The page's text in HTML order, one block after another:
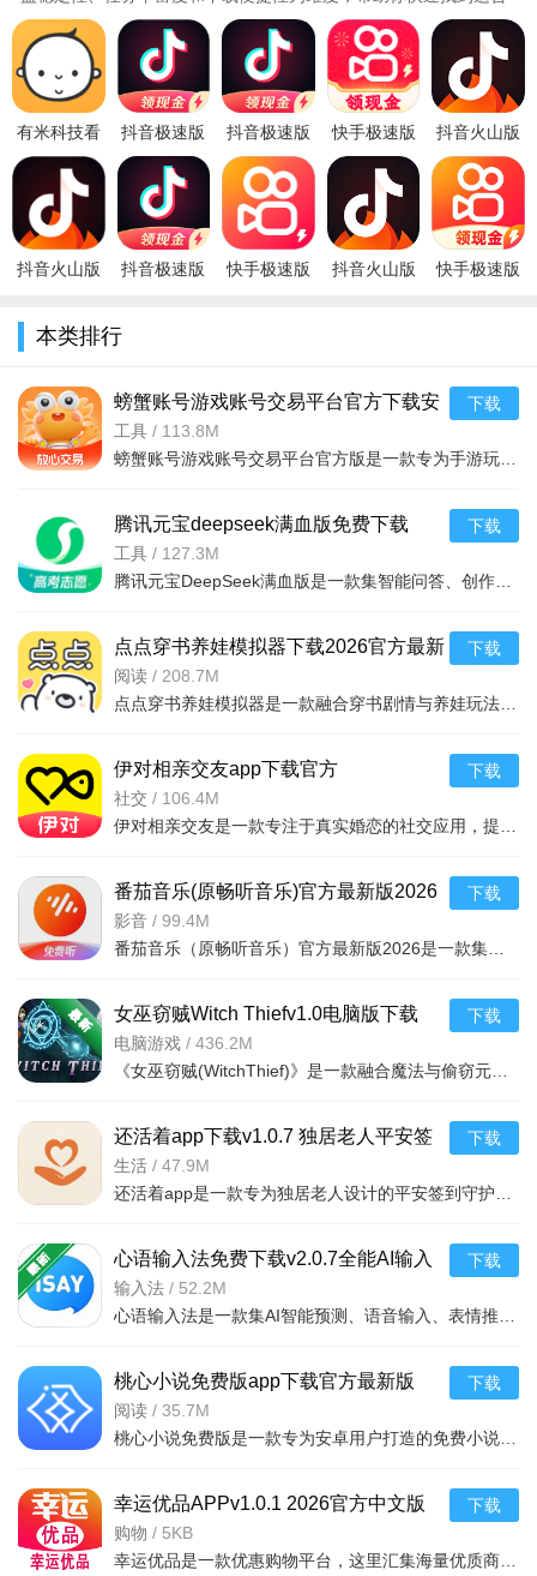
自己的平台。本期推荐覆盖多款..
有米科技看
广告赚钱
appv00.01
安卓版
抖音极速版
官方免费下
载安装领现
金202639.9
抖音极速版
免费下载
2026最新版
v39.9.0_2026
快手极速版
2026官方正
版下载安装
v14.6.20.1
抖音火山版
下载最新版
本2026正版
v39.7.0安卓
抖音火山版
v39.7.0官方
抖音极速版
快手极速版
抖音火山版
快手极速版
本类排行
螃蟹账号游戏账号交易平台官方下载安
装最新版本v6.8.9 2026游戏交易手机版
工具 / 113.8M
下载
腾讯元宝deepseek满血版免费下载
v2.79.10 2026手机版
工具 / 127.3M
下载
点点穿书养娃模拟器下载2026官方最新
版v3.9.7.9 2026手机版
阅读 / 208.7M
下载
伊对相亲交友app下载官方
2026v8.6.3002026相亲交友手机版
社交 / 106.4M
下载
番茄音乐(原畅听音乐)官方最新版2026
下载安装v6.6.2.32 2026手机版
影音 / 99.4M
下载
女巫窃贼Witch Thiefv1.0电脑版下载
电脑游戏 / 436.2M
下载
还活着app下载v1.0.7 独居老人平安签
到守护软件
生活 / 47.9M
下载
心语输入法免费下载v2.0.7全能AI输入
法
输入法 / 52.2M
下载
桃心小说免费版app下载官方最新版
v1.5.0全本阅读
阅读 / 35.7M
下载
幸运优品APPv1.0.1 2026官方中文版
购物 / 5KB
下载